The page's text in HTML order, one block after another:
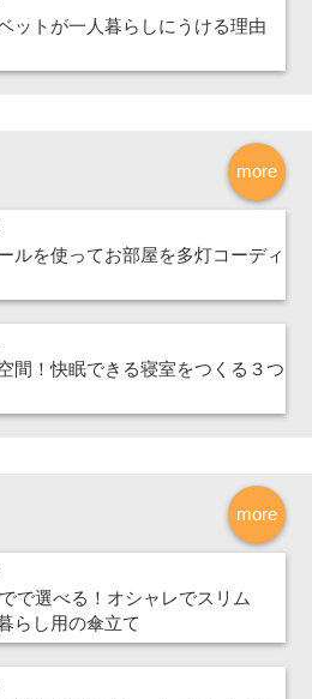
ットが一人暮らしにうける理由
more
ルを使ってお部屋を多灯コーディ
間！快眠できる寝室をつくる３つ
more
で選べる！オシャレでスリム
らし用の傘立て